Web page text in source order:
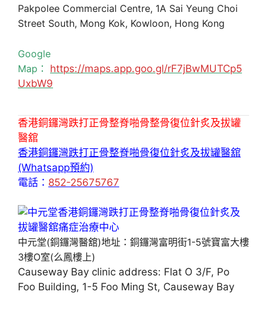
Pakpolee Commercial Centre, 1A Sai Yeung Choi
Street South, Mong Kok, Kowloon, Hong Kong
Google
Map： https://maps.app.goo.gl/rF7jBwMUTCp5
UxbW9
香港銅鑼灣跌打正骨整脊啪骨整骨復位針炙及拔罐
醫舘
香港銅鑼灣跌打正骨整脊啪骨復位針炙及拔罐醫舘
(Whatsapp預約)
電話： 852-25675767
中元堂(銅鑼灣醫舘)地址：銅鑼灣富明街1-5號寶富大樓
3樓O室(么鳳樓上)
Causeway Bay clinic address: Flat O 3/F, Po
Foo Building, 1-5 Foo Ming St, Causeway Bay